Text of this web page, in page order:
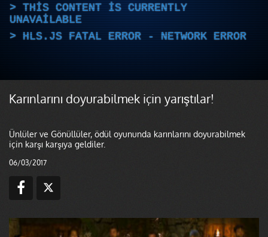
THIS CONTENT IS CURRENTLY
UNAVAILABLE
HLS.JS FATAL ERROR - NETWORK ERROR
Karınlarını doyurabilmek için yarıştılar!
Ünlüler ve Gönüllüler, ödül oyununda karınlarını doyurabilmek
için karşı karşıya geldiler.
06/03/2017